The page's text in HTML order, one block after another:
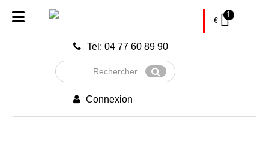
Tel: 04 77 60 89 90
Rechercher
Envoyer
Connexion
€
1